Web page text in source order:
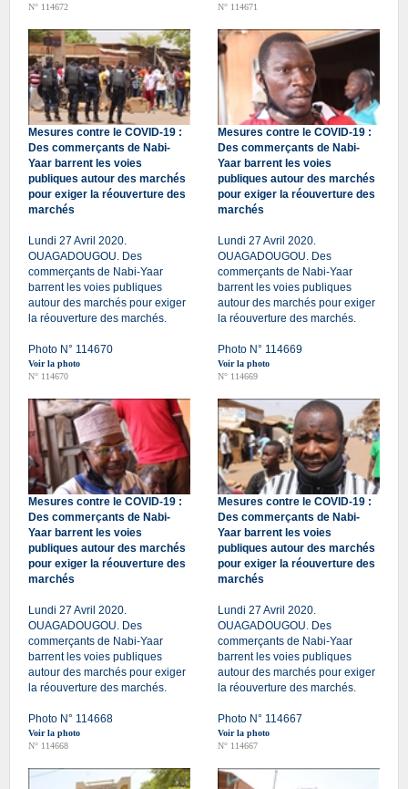
N° 114672
N° 114671
Mesures contre le COVID-19 :
Des commerçants de Nabi-
Yaar barrent les voies
publiques autour des marchés
pour exiger la réouverture des
marchés
Lundi 27 Avril 2020.
OUAGADOUGOU. Des
commerçants de Nabi-Yaar
barrent les voies publiques
autour des marchés pour exiger
la réouverture des marchés.
Photo N° 114670
Voir la photo
N° 114670
Mesures contre le COVID-19 :
Des commerçants de Nabi-
Yaar barrent les voies
publiques autour des marchés
pour exiger la réouverture des
marchés
Lundi 27 Avril 2020.
OUAGADOUGOU. Des
commerçants de Nabi-Yaar
barrent les voies publiques
autour des marchés pour exiger
la réouverture des marchés.
Photo N° 114669
Voir la photo
N° 114669
Mesures contre le COVID-19 :
Des commerçants de Nabi-
Yaar barrent les voies
publiques autour des marchés
pour exiger la réouverture des
marchés
Lundi 27 Avril 2020.
OUAGADOUGOU. Des
commerçants de Nabi-Yaar
barrent les voies publiques
autour des marchés pour exiger
la réouverture des marchés.
Photo N° 114668
Voir la photo
N° 114668
Mesures contre le COVID-19 :
Des commerçants de Nabi-
Yaar barrent les voies
publiques autour des marchés
pour exiger la réouverture des
marchés
Lundi 27 Avril 2020.
OUAGADOUGOU. Des
commerçants de Nabi-Yaar
barrent les voies publiques
autour des marchés pour exiger
la réouverture des marchés.
Photo N° 114667
Voir la photo
N° 114667